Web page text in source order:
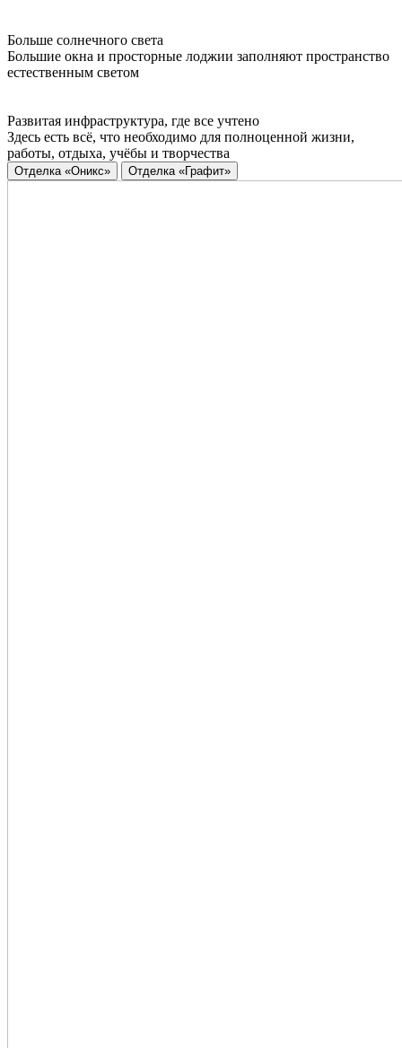
Больше солнечного света
Большие окна и просторные лоджии заполняют пространство
естественным светом
Развитая инфраструктура, где все учтено
Здесь есть всё, что необходимо для полноценной жизни,
работы, отдыха, учёбы и творчества
Отделка «Оникс» Отделка «Графит»